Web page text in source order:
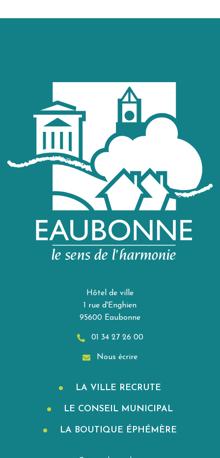
Hôtel de ville
1 rue d'Enghien
95600 Eaubonne
01 34 27 26 00
Nous écrire
LA VILLE RECRUTE
LE CONSEIL MUNICIPAL
LA BOUTIQUE ÉPHÉMÈRE